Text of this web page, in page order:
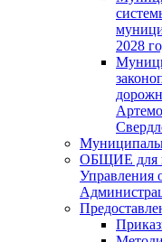
2028
ОБЩИЕ для
Управления